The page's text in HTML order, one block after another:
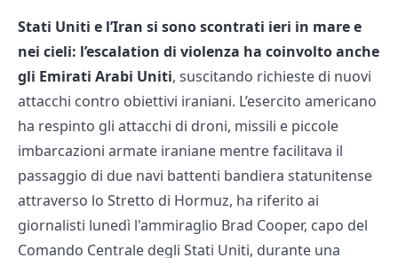
Stati Uniti e l’Iran si sono scontrati ieri in mare e
nei cieli: l’escalation di violenza ha coinvolto anche
gli Emirati Arabi Uniti, suscitando richieste di nuovi
attacchi contro obiettivi iraniani. L’esercito americano
ha respinto gli attacchi di droni, missili e piccole
imbarcazioni armate iraniane mentre facilitava il
passaggio di due navi battenti bandiera statunitense
attraverso lo Stretto di Hormuz, ha riferito ai
giornalisti lunedì l'ammiraglio Brad Cooper, capo del
Comando Centrale degli Stati Uniti, durante una